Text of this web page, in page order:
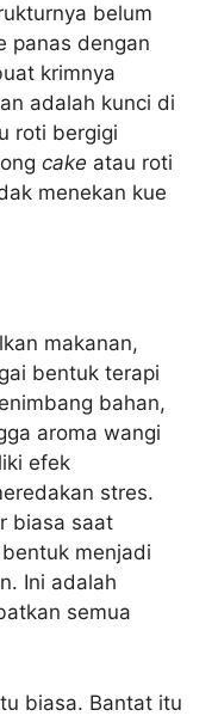
belum
panas dengan
krimnya
adalah kunci di
roti bergigi
cake atau roti
menekan kue
makanan,
bentuk terapi
bahan,
aroma wangi
efek
stres.
biasa saat
menjadi
Ini adalah
semua
biasa. Bantat itu